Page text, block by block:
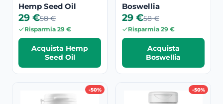
Hemp Seed Oil
29 €58 €
Risparmia 29 €
Acquista Hemp
Seed Oil
Boswellia
29 €58 €
Risparmia 29 €
Acquista
Boswellia
-50% -50%